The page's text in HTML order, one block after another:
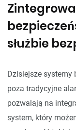
służbie
Dzisiejsze systemy
poza tradycyjne
pozwalają na
system, który